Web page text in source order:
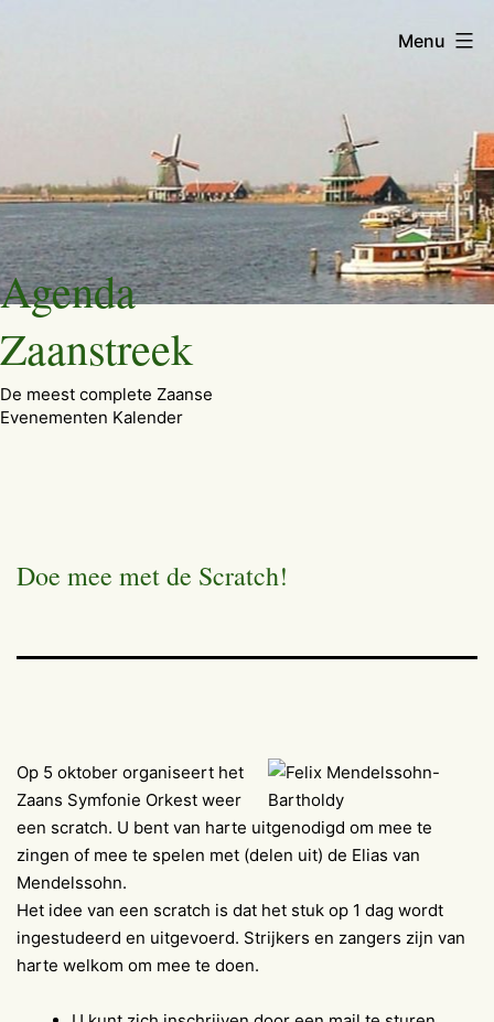
Ga
naar
de
inhoud
Agenda
Zaanstreek
De meest complete Zaanse
Evenementen Kalender
Menu
Doe mee met de Scratch!
Op 5 oktober organiseert het
Zaans Symfonie Orkest weer
een scratch. U bent van harte uitgenodigd om mee te
zingen of mee te spelen met (delen uit) de Elias van
Mendelssohn.
Het idee van een scratch is dat het stuk op 1 dag wordt
ingestudeerd en uitgevoerd. Strijkers en zangers zijn van
harte welkom om mee te doen.